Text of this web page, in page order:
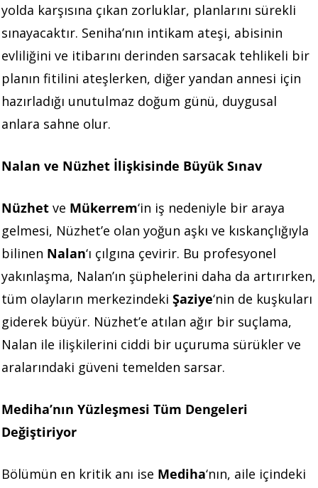
yolda karşısına çıkan zorluklar, planlarını sürekli
sınayacaktır. Seniha’nın intikam ateşi, abisinin
evliliğini ve itibarını derinden sarsacak tehlikeli bir
planın fitilini ateşlerken, diğer yandan annesi için
hazırladığı unutulmaz doğum günü, duygusal
anlara sahne olur.
Nalan ve Nüzhet İlişkisinde Büyük Sınav
Nüzhet ve Mükerrem‘in iş nedeniyle bir araya
gelmesi, Nüzhet’e olan yoğun aşkı ve kıskançlığıyla
bilinen Nalan‘ı çılgına çevirir. Bu profesyonel
yakınlaşma, Nalan’ın şüphelerini daha da artırırken,
tüm olayların merkezindeki Şaziye‘nin de kuşkuları
giderek büyür. Nüzhet’e atılan ağır bir suçlama,
Nalan ile ilişkilerini ciddi bir uçuruma sürükler ve
aralarındaki güveni temelden sarsar.
Mediha’nın Yüzleşmesi Tüm Dengeleri
Değiştiriyor
Bölümün en kritik anı ise Mediha‘nın, aile içindeki